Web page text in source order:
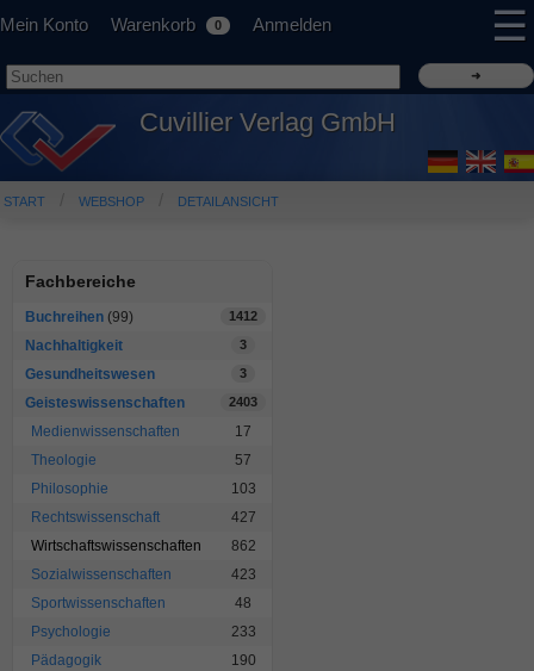
Mein Konto Warenkorb 0 Anmelden ☰
Cuvillier Verlag GmbH
START WEBSHOP DETAILANSICHT
Fachbereiche
Buchreihen (99) 1412
Nachhaltigkeit 3
Gesundheitswesen 3
Geisteswissenschaften 2403
Medienwissenschaften
17
Theologie
57
Philosophie
103
Rechtswissenschaft
427
Wirtschaftswissenschaften
862
Sozialwissenschaften
423
Sportwissenschaften
48
Psychologie
233
Pädagogik
190